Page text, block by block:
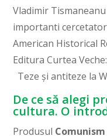
Vladimir
importanti
American Historical
Editura Curtea
Teze și antiteze la
De ce să alegi
cultura. O
Produsul